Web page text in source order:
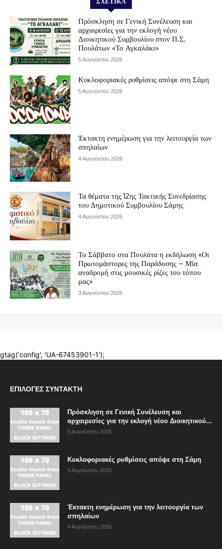
ΕΠΙΛΟΓΈΣ ΣΥΝΤΆΚΤΗ
Πρόσκληση σε Γενική Συνέλευση και
αρχαιρεσίες για την εκλογή νέου Διοικητικού...
5 Αυγούστου 2026
Κυκλοφοριακές ρυθμίσεις απόψε στη Σάμη
5 Αυγούστου 2026
Έκτακτη ενημέρωση για την λειτουργία των
σπηλαίων
4 Αυγούστου 2026